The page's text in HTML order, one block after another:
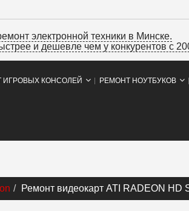
электронной техники в Минске.
и дешевле чем у конкурентов с
ИГРОВЫХ КОНСОЛЕЙ РЕМОНТ НОУТБУКОВ
Ремонт видеокарт ATI RADEON HD